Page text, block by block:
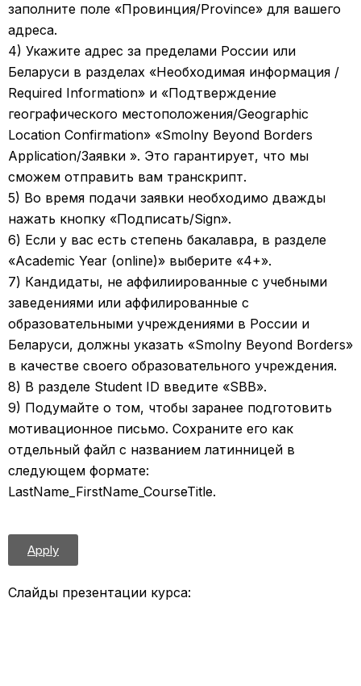
заполните поле «Провинция/Province» для вашего
адреса.
4) Укажите адрес за пределами России или
Беларуси в разделах «Необходимая информация /
Required Information» и «Подтверждение
географического местоположения/Geographic
Location Confirmation» «Smolny Beyond Borders
Application/Заявки ». Это гарантирует, что мы
сможем отправить вам транскрипт.
5) Во время подачи заявки необходимо дважды
нажать кнопку «Подписать/Sign».
6) Если у вас есть степень бакалавра, в разделе
«Academic Year (online)» выберите «4+».
7) Кандидаты, не аффилиированные с учебными
заведениями или аффилированные с
образовательными учреждениями в России и
Беларуси, должны указать «Smolny Beyond Borders»
в качестве своего образовательного учреждения.
8) В разделе Student ID введите «SBB».
9) Подумайте о том, чтобы заранее подготовить
мотивационное письмо. Сохраните его как
отдельный файл c названием латинницей в
следующем формате:
LastName_FirstName_CourseTitle.
Apply
Слайды презентации курса: